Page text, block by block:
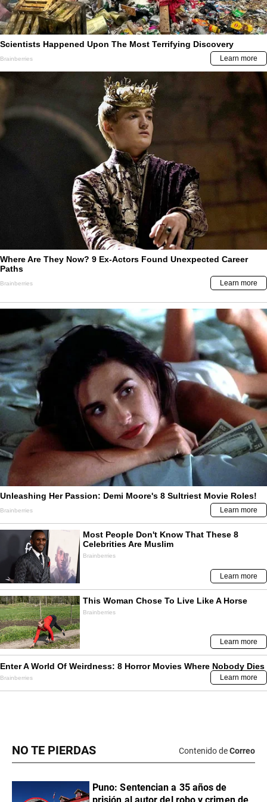
NO TE PIERDAS Contenido deCorreo
Puno: Sentencian a 35 años de